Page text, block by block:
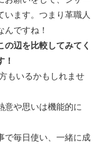
います。つまり革職人
ですね！
辺を比較してみてく
！
もいるかもしれませ
意や思いは機能的に
で毎日使い、一緒に成